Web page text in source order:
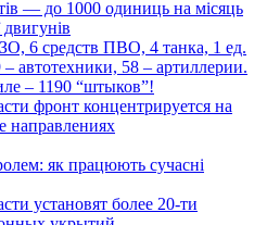
— до 1000 одиниць на місяць
двигунів
6 средств ПВО, 4 танка, 1 ед.
автотехники, 58 – артиллерии.
– 1190 “штыков”!
фронт концентрируется на
направлениях
як працюють сучасні
установят более 20-ти